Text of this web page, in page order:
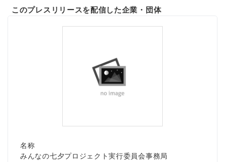
このプレスリリースを配信した企業・団体
名称
みんなの七夕プロジェクト実行委員会事務局